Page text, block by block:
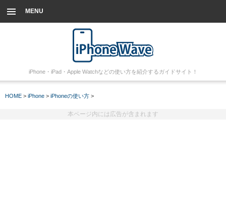
MENU
iPhone・iPad・Apple Watchなどの使い方を紹介するガイドサイト！
HOME > iPhone > iPhoneの使い方 >
本ページ内には広告が含まれます